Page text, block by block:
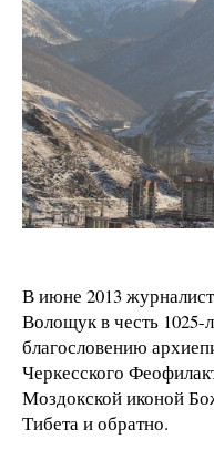
В июне 2013
Волощук в честь
благословению
Черкесского
Моздокской иконой
Тибета и обратно.